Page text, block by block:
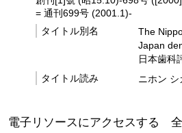
= 通刊699号 (2001.1)-
タイトル別名
The
Japan
日本歯科
タイトル読み
ニホン シ
電子リソースにアクセスする 全